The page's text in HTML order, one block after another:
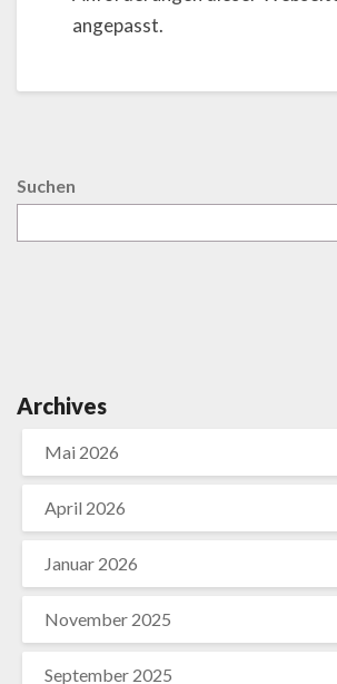
angepasst.
Suchen
Archives
Mai 2026
April 2026
Januar 2026
November 2025
September 2025